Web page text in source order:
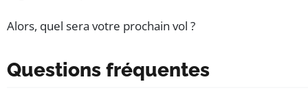
Alors, quel sera votre prochain vol ?
Questions fréquentes